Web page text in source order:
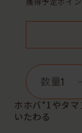
1
ホホバ*1やタ
いたわる